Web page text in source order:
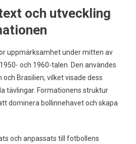
och utveckling
uppmärksamhet under mitten av
och 1960-talen. Den användes
Brasilien, vilket visade dess
tävlingar. Formationens struktur
dominera bollinnehavet och skapa
och anpassats till fotbollens